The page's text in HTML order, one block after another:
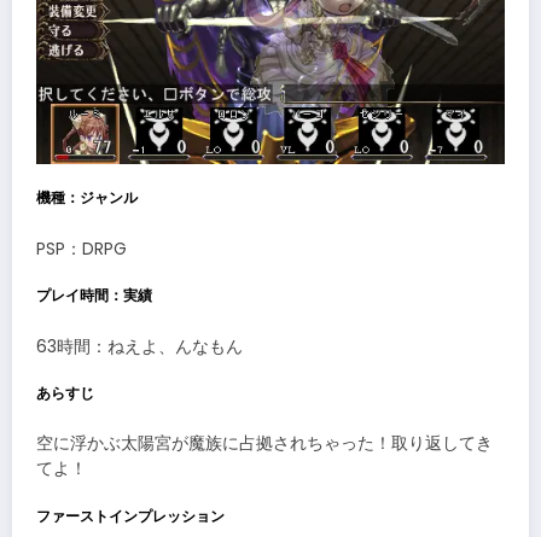
機種：ジャンル
PSP：DRPG
プレイ時間：実績
63時間：ねえよ、んなもん
あらすじ
空に浮かぶ太陽宮が魔族に占拠されちゃった！取り返してき
てよ！
ファーストインプレッション